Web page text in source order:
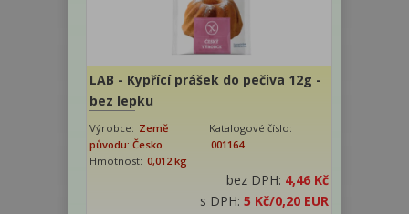
LAB - Kypřící prášek do pečiva 12g -
bez lepku
Výrobce: Země
původu: Česko
Katalogové číslo:
001164
Hmotnost: 0,012 kg
bez DPH: 4,46 Kč
s DPH:5 Kč/0,20 EUR